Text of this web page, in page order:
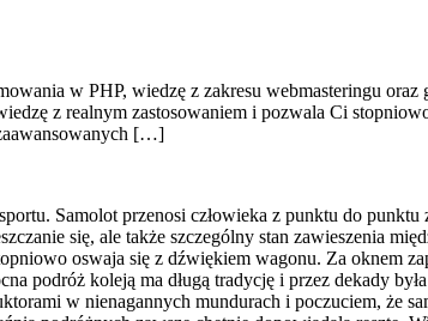
w PHP, wiedzę z zakresu webmasteringu
z realnym zastosowaniem i pozwala Ci
[…]
Samolot przenosi człowieka z punktu do punktu
się, ale także szczególny stan zawieszenia
oswaja się z dźwiękiem wagonu. Za oknem
podróż koleją ma długą tradycję i przez dekady
w nienagannych mundurach i poczuciem, że